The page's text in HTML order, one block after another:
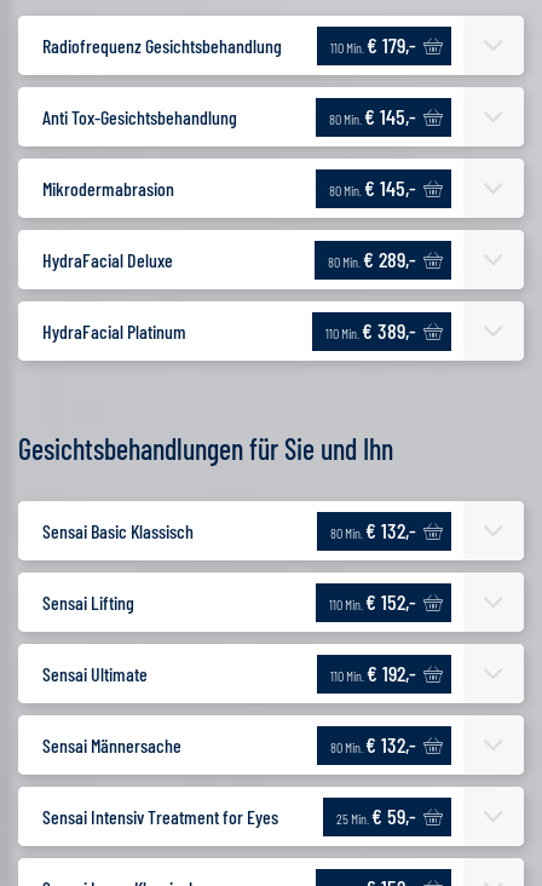
Radiofrequenz Gesichtsbehandlung 110 Min. € 179,-
Anti Tox-Gesichtsbehandlung 80 Min. € 145,-
Mikrodermabrasion 80 Min. € 145,-
HydraFacial Deluxe 80 Min. € 289,-
HydraFacial Platinum 110 Min. € 389,-
Gesichtsbehandlungen für Sie und Ihn
Sensai Basic Klassisch 80 Min. € 132,-
Sensai Lifting 110 Min. € 152,-
Sensai Ultimate 110 Min. € 192,-
Sensai Männersache 80 Min. € 132,-
Sensai Intensiv Treatment for Eyes 25 Min. € 59,-